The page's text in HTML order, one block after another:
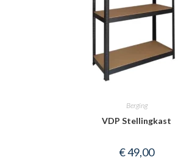
Berging
VDP Stellingkast
€49,00